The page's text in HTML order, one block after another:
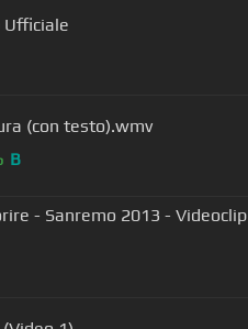
Ufficiale
(con testo).wmv
B
- Sanremo 2013 - Videoclip